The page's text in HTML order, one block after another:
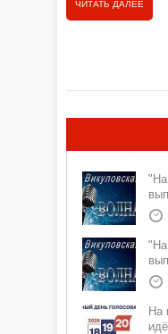
знакомство с этим
ЧИТАТЬ ДАЛЕЕ
"На
"На
На